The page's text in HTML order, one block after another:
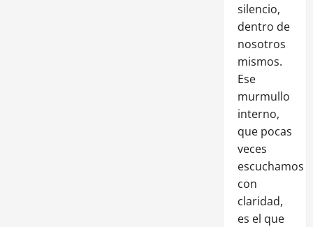
silencio,
dentro de
nosotros
mismos.
Ese
murmullo
interno,
que pocas
veces
escuchamos
con
claridad,
es el que